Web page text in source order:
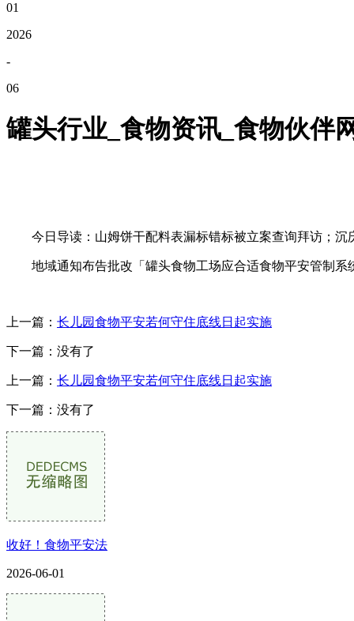
01
2026
-
06
罐头行业_食物资讯_食物伙伴
今日导读：山姆饼干配料表漏标错标被立案查询拜访；沉
地域通知布告批改「罐头食物工场应合适食物平安管制系
上一篇： 长儿园食物平安若何守住底线日起实施
下一篇：没有了
上一篇： 长儿园食物平安若何守住底线日起实施
下一篇：没有了
收好！食物平安法
2026-06-01